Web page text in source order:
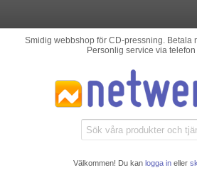
Smidig webbshop för CD-pressning. Betala
Personlig service via
Välkommen! Du kan logga in eller